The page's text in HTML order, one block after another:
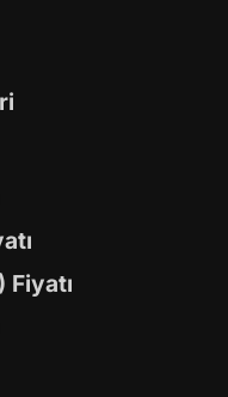
Fiyatı